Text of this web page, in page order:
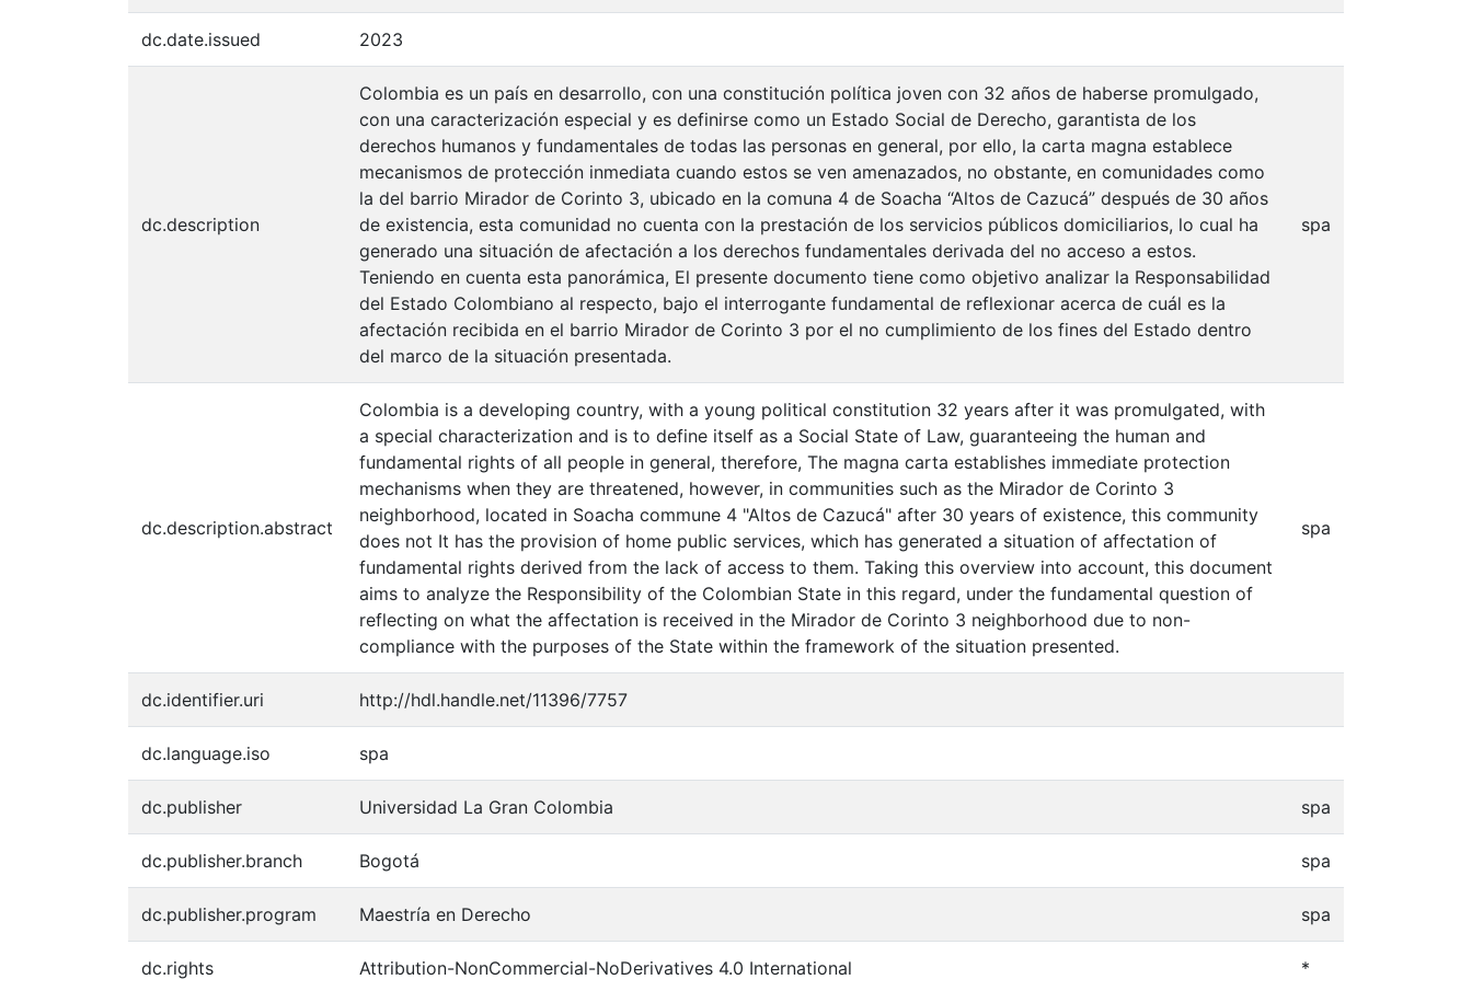
dc.date.issued 2023
dc.description
Colombia es un país en desarrollo, con una constitución política joven con 32 años de haberse promulgado,
con una caracterización especial y es definirse como un Estado Social de Derecho, garantista de los
derechos humanos y fundamentales de todas las personas en general, por ello, la carta magna establece
mecanismos de protección inmediata cuando estos se ven amenazados, no obstante, en comunidades como
la del barrio Mirador de Corinto 3, ubicado en la comuna 4 de Soacha “Altos de Cazucá” después de 30 años
de existencia, esta comunidad no cuenta con la prestación de los servicios públicos domiciliarios, lo cual ha
generado una situación de afectación a los derechos fundamentales derivada del no acceso a estos.
Teniendo en cuenta esta panorámica, El presente documento tiene como objetivo analizar la Responsabilidad
del Estado Colombiano al respecto, bajo el interrogante fundamental de reflexionar acerca de cuál es la
afectación recibida en el barrio Mirador de Corinto 3 por el no cumplimiento de los fines del Estado dentro
del marco de la situación presentada.
spa
dc.description.abstract
Colombia is a developing country, with a young political constitution 32 years after it was promulgated, with
a special characterization and is to define itself as a Social State of Law, guaranteeing the human and
fundamental rights of all people in general, therefore, The magna carta establishes immediate protection
mechanisms when they are threatened, however, in communities such as the Mirador de Corinto 3
neighborhood, located in Soacha commune 4 "Altos de Cazucá" after 30 years of existence, this community
does not It has the provision of home public services, which has generated a situation of affectation of
fundamental rights derived from the lack of access to them. Taking this overview into account, this document
aims to analyze the Responsibility of the Colombian State in this regard, under the fundamental question of
reflecting on what the affectation is received in the Mirador de Corinto 3 neighborhood due to non-
compliance with the purposes of the State within the framework of the situation presented.
spa
dc.identifier.uri http://hdl.handle.net/11396/7757
dc.language.iso spa
dc.publisher Universidad La Gran Colombia spa
dc.publisher.branch Bogotá spa
dc.publisher.program Maestría en Derecho spa
dc.rights Attribution-NonCommercial-NoDerivatives 4.0 International *